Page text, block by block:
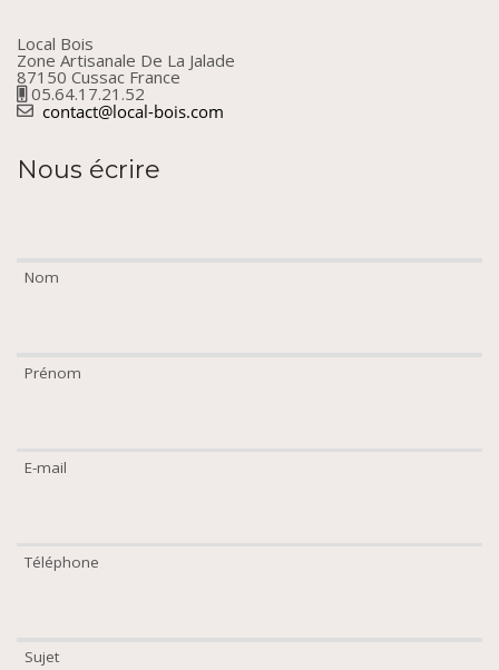
Local Bois
Zone Artisanale De La Jalade
87150 Cussac France
05.64.17.21.52
Nous écrire
Nom
Prénom
E-mail
Téléphone
Sujet